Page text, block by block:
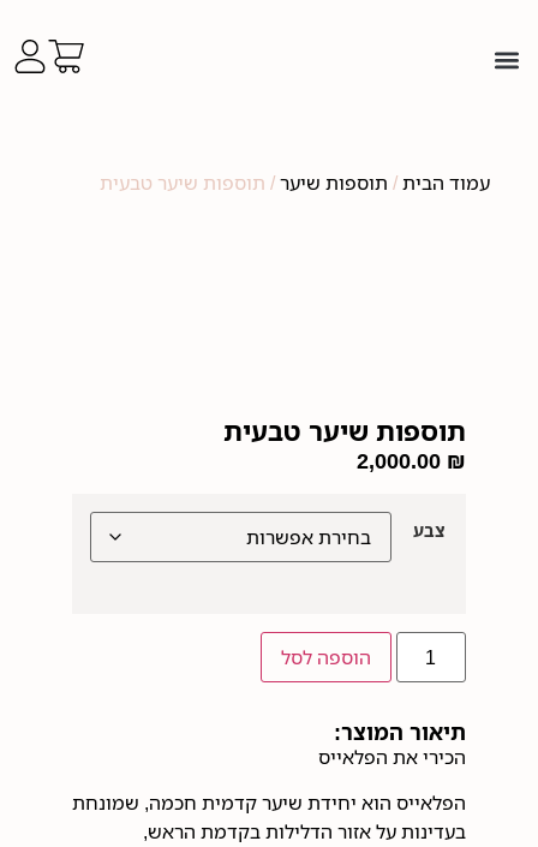
עמוד הבית/ תוספות שיער/ תוספות שיער טבעית
תוספות שיער טבעית
2,000.00 ₪
צבע
הוספה לסל
תיאור המוצר:
הכירי את הפלאייס
הפלאייס הוא יחידת שיער קדמית חכמה, שמונחת
בעדינות על אזור הדלילות בקדמת הראש,